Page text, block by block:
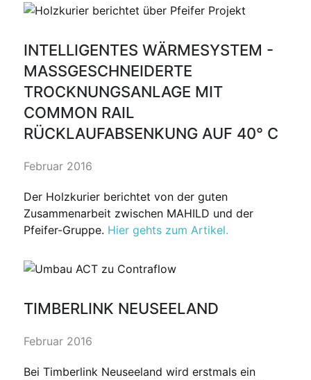
INTELLIGENTES WÄRMESYSTEM -
MASSGESCHNEIDERTE T
ROCKNUNGSANLAGE MIT C
OMMON RAIL R
ÜCKLAUFABSENKUNG AUF 40° C
Februar 2016
Der Holzkurier berichtet von der guten
Zusammenarbeit zwischen MAHILD und der
Pfeifer-Gruppe. Hier gehts zum Artikel.
TIMBERLINK NEUSEELAND
Februar 2016
Bei Timberlink Neuseeland wird erstmals ein